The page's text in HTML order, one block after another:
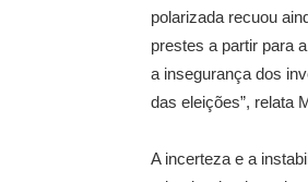
polarizada recuou
prestes a partir para
a insegurança dos
das eleições”, relata
A incerteza e a